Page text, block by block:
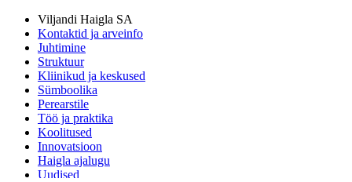
Viljandi Haigla SA
Kontaktid ja arveinfo
Juhtimine
Struktuur
Kliinikud ja keskused
Sümboolika
Perearstile
Töö ja praktika
Koolitused
Innovatsioon
Haigla ajalugu
Uudised